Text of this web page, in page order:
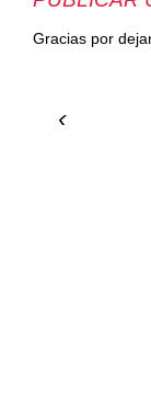
Gracias por
‹